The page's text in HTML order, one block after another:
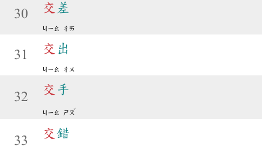
30 交 差
ㄐㄧㄠ ㄔㄞ
31 交 出
ㄐㄧㄠ ㄔㄨ
32
交 手
ㄐㄧㄠ ㄕㄡ
ˇ
33
交 錯